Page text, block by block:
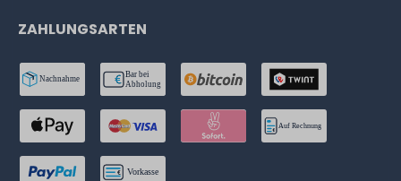
ZAHLUNGSARTEN